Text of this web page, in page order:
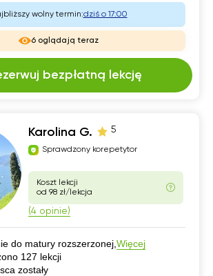
wolny termin:dziś o 17:00
6 oglądają teraz
bezpłatną lekcję
Karolina G. 5
Sprawdzony korepetytor
Koszt lekcji
od 98 zł/lekcja
(4 opinie)
do matury rozszerzonej, Więcej
127 lekcji
zostały